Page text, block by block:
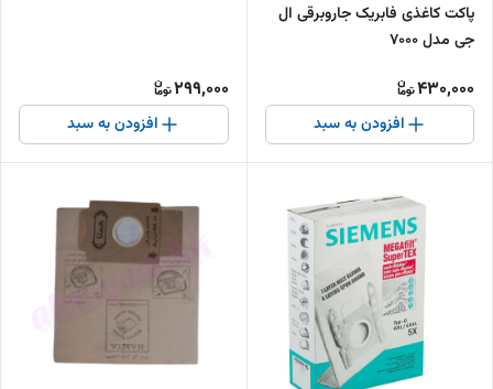
پاکت کاغذی فابریک جاروبرقی ال
جی مدل 7000
430,000
افزودن به سبد
299,000
افزودن به سبد